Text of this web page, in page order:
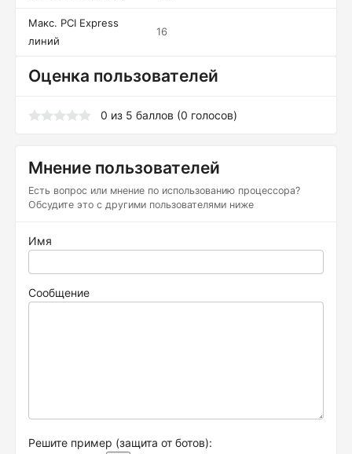
Макс. PCI Express
линий
16
Оценка пользователей
0 из 5 баллов (0 голосов)
Мнение пользователей
Есть вопрос или мнение по использованию процессора?
Обсудите это с другими пользователями ниже
Имя
Сообщение
Решите пример (защита от ботов):